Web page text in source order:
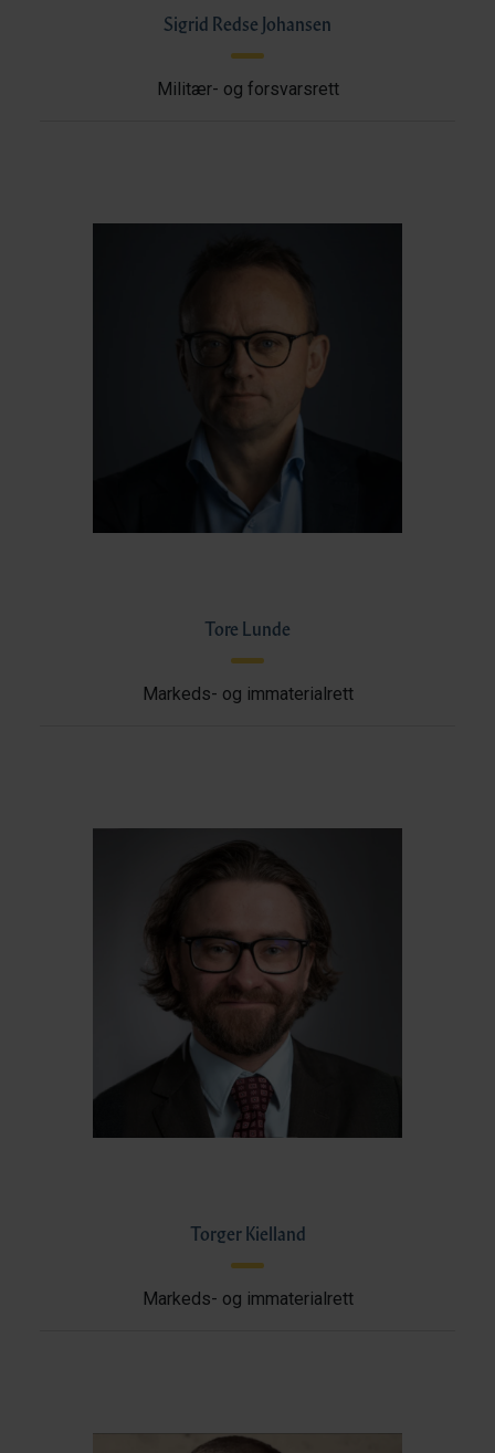
Sigrid Redse Johansen
Militær- og forsvarsrett
Tore Lunde
Markeds- og immaterialrett
Torger Kielland
Markeds- og immaterialrett